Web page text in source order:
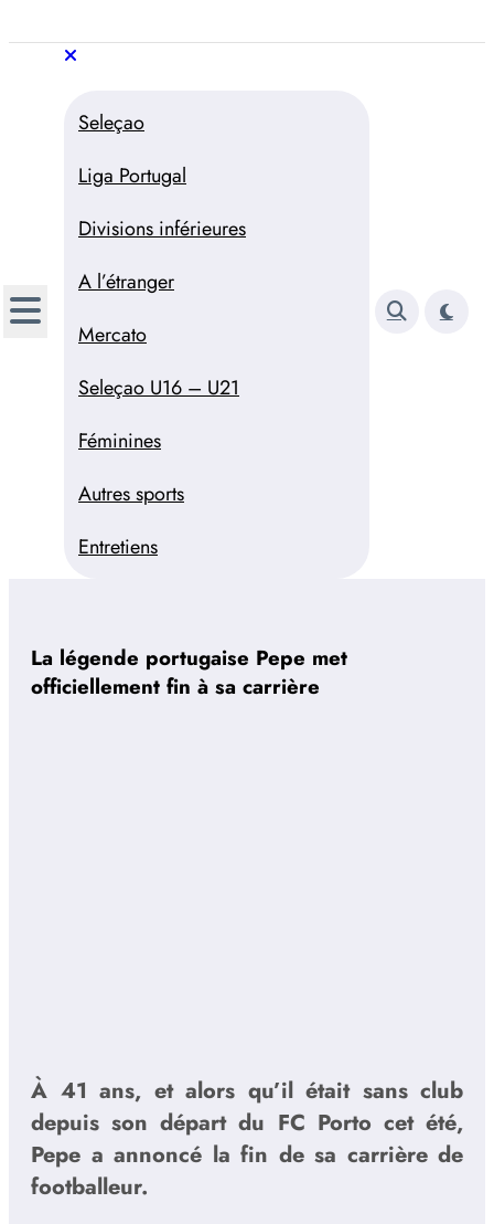
au
Trivela
L'actualité du football portugais
Seleçao
Liga Portugal
Divisions inférieures
A l’étranger
Mercato
Seleçao U16 – U21
Féminines
Autres sports
Entretiens
La légende portugaise Pepe met
officiellement fin à sa carrière
À 41 ans, et alors qu’il était sans club
depuis son départ du FC Porto cet été,
Pepe a annoncé la fin de sa carrière de
footballeur.